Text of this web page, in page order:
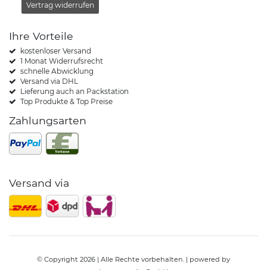
Vertrag widerrufen
Ihre Vorteile
kostenloser Versand
1 Monat Widerrufsrecht
schnelle Abwicklung
Versand via DHL
Lieferung auch an Packstation
Top Produkte & Top Preise
Zahlungsarten
Versand via
© Copyright 2026 | Alle Rechte vorbehalten. | powered by